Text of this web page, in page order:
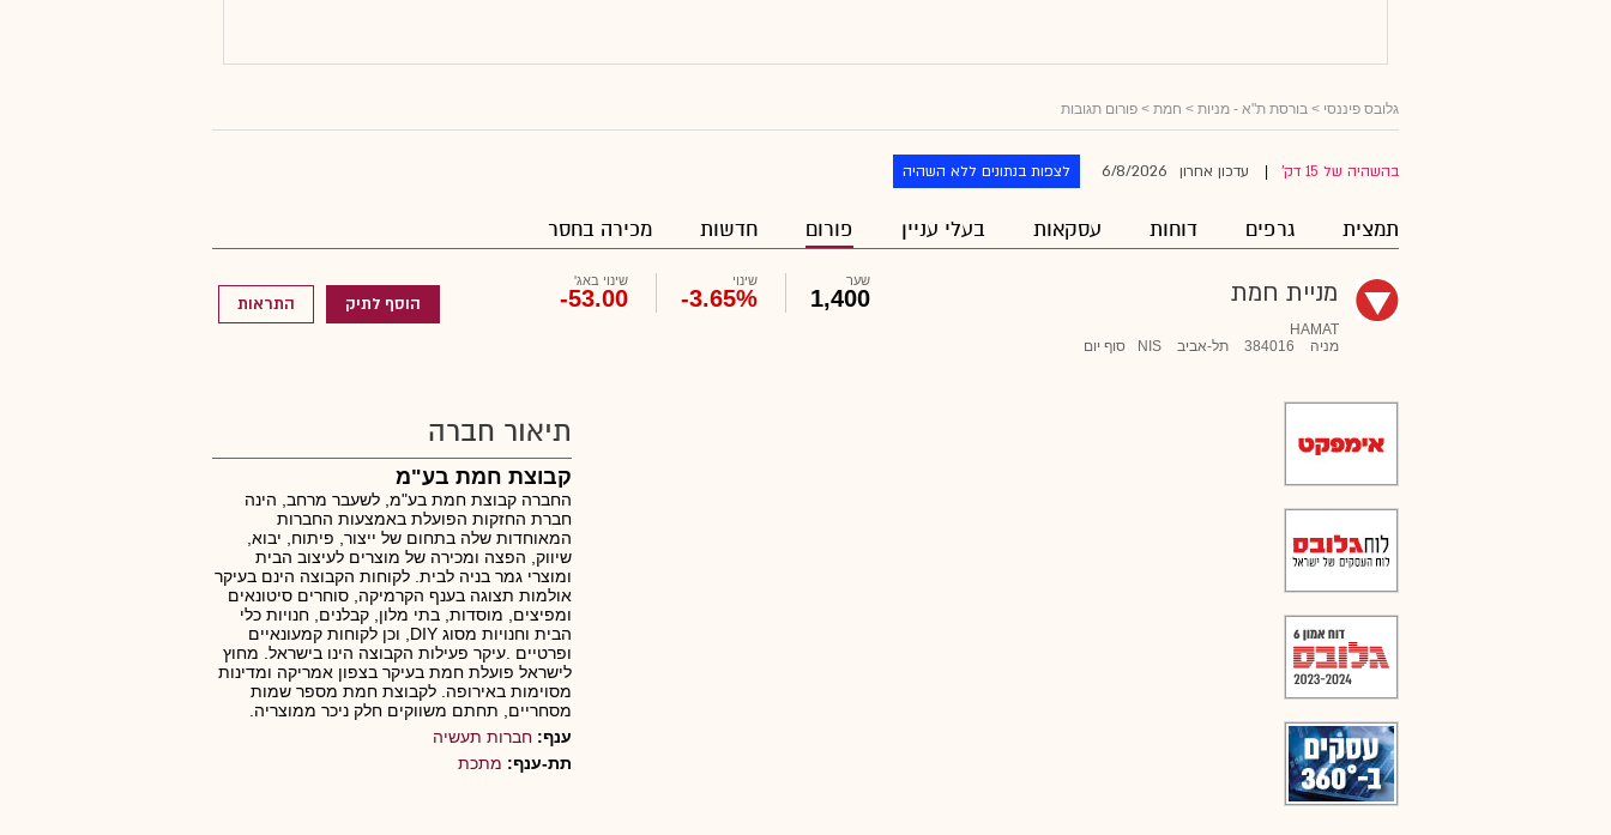
גלובס פיננסי > בורסת ת"א - מניות > חמת > פורום תגובות
בהשהיה של 15 דק' עדכון אחרון 6/8/2026 לצפות בנתונים ללא השהיה
תמצית גרפים דוחות עסקאות בעלי עניין פורום חדשות מכירה בחסר
מניית חמת
HAMAT
מניה
384016 תל-אביב NIS סוף יום
שער
1,400
שינוי
-3.65%
שינוי באג'
-53.00 הוסף לתיק התראות
תיאור חברה
קבוצת חמת בע"מ
החברה קבוצת חמת בע"מ, לשעבר מרחב, הינה
חברת החזקות הפועלת באמצעות החברות
המאוחדות שלה בתחום של ייצור, פיתוח, יבוא,
שיווק, הפצה ומכירה של מוצרים לעיצוב הבית
ומוצרי גמר בניה לבית. לקוחות הקבוצה הינם בעיקר
אולמות תצוגה בענף הקרמיקה, סוחרים סיטונאים
ומפיצים, מוסדות, בתי מלון, קבלנים, חנויות כלי
הבית וחנויות מסוג DIY, וכן לקוחות קמעונאיים
ופרטיים .עיקר פעילות הקבוצה הינו בישראל. מחוץ
לישראל פועלת חמת בעיקר בצפון אמריקה ומדינות
מסוימות באירופה. לקבוצת חמת מספר שמות
מסחריים, תחתם משווקים חלק ניכר ממוצריה.
ענף: חברות תעשיה
תת-ענף: מתכת